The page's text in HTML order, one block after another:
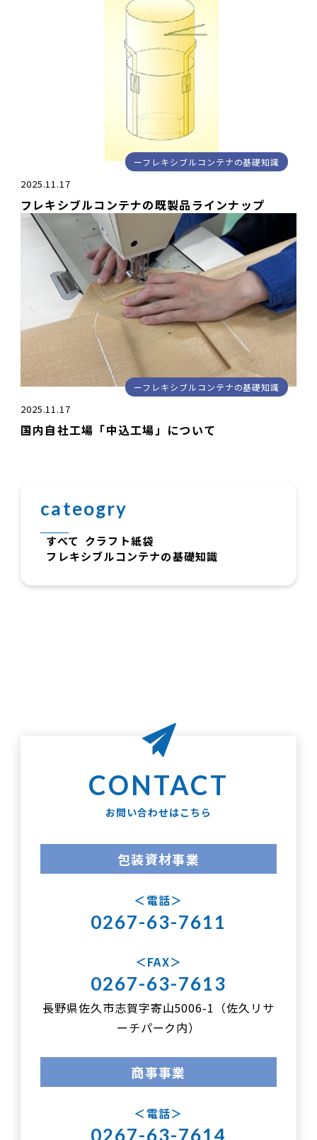
フレキシブルコンテナの基礎知識
2025.11.17
フレキシブルコンテナの既製品ラインナップ
フレキシブルコンテナの基礎知識
2025.11.17
国内自社工場「中込工場」について
cateogry
すべて クラフト紙袋
フレキシブルコンテナの基礎知識
お問い合わせはこちら
包装資材事業
電話
0267-63-7611
FAX
0267-63-7613
長野県佐久市志賀字寄山5006-1（佐久リサ
ーチパーク内）
商事事業
電話
0267-63-7614